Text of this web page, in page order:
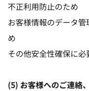
不正利用防止のため
お客様情報のデータ
め
その他安全性確保に
(5) お客様へのご連絡